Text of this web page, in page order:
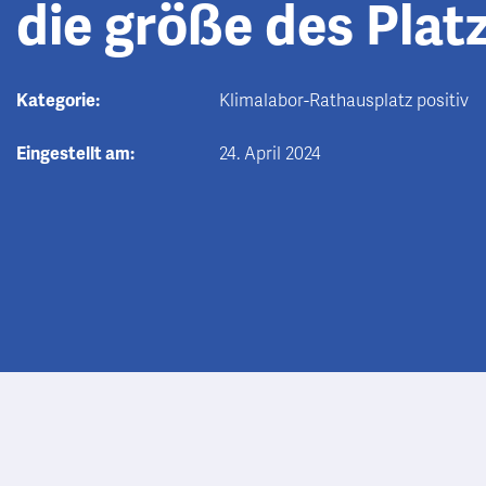
die größe des
Kategorie: Klimalabor-Rathausplatz positiv
Eingestellt am: 24. April 2024